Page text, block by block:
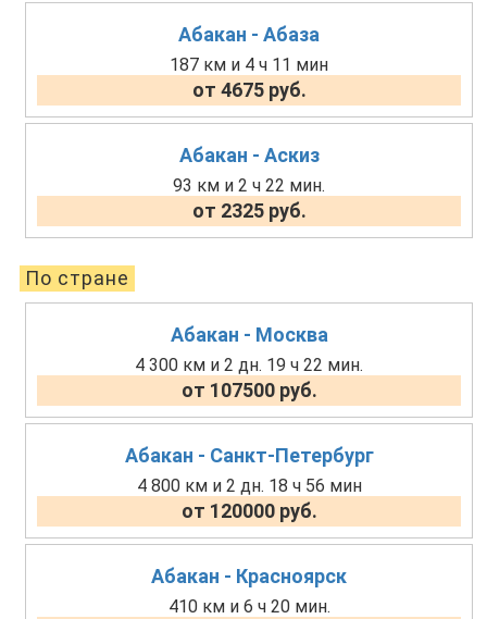
Абакан - Абаза
187 км и 4 ч 11 мин
от 4675 руб.
Абакан - Аскиз
93 км и 2 ч 22 мин.
от 2325 руб.
По стране
Абакан - Москва
4 300 км и 2 дн. 19 ч 22 мин.
от 107500 руб.
Абакан - Санкт-Петербург
4 800 км и 2 дн. 18 ч 56 мин
от 120000 руб.
Абакан - Красноярск
410 км и 6 ч 20 мин.